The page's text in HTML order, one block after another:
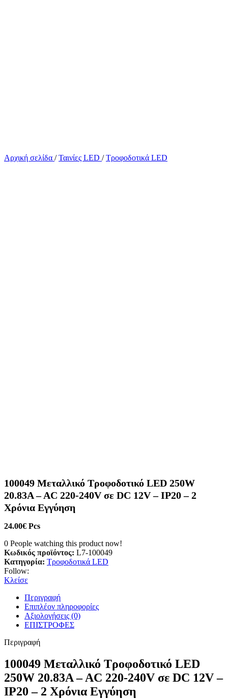
Αρχική σελίδα / Ταινίες LED / Τροφοδοτικά LED
100049 Μεταλλικό Τροφοδοτικό LED 250W
20.83A – AC 220-240V σε DC 12V – IP20 – 2
Χρόνια Εγγύηση
24.00€ Pcs
0 People watching this product now!
Κωδικός προϊόντος: L7-100049
Κατηγορία: Τροφοδοτικά LED
Follow:
Κλείσε
Περιγραφή
Επιπλέον πληροφορίες
Αξιολογήσεις (0)
ΕΠΙΣΤΡΟΦΕΣ
Περιγραφή
100049 Μεταλλικό Τροφοδοτικό LED
250W 20.83A – AC 220-240V σε DC 12V –
IP20 – 2 Χρόνια Εγγύηση